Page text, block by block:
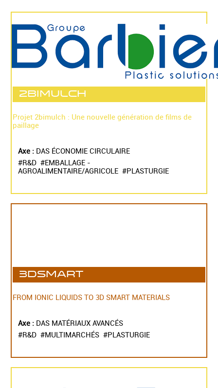
2BiMulch
Projet 2bimulch : Une nouvelle génération de films de
paillage
Axe : DAS ÉCONOMIE CIRCULAIRE
#R&D #EMBALLAGE -
AGROALIMENTAIRE/AGRICOLE #PLASTURGIE
3DSMART
FROM IONIC LIQUIDS TO 3D SMART MATERIALS
Axe : DAS MATÉRIAUX AVANCÉS
#R&D #MULTIMARCHÉS #PLASTURGIE